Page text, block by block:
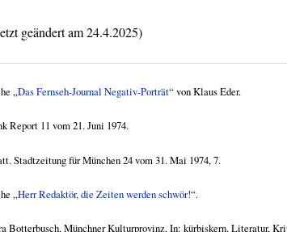
geändert am 24.4.2025)
„Das Fernseh-Journal Negativ-Porträt“ von Klaus Eder.
Report 11 vom 21. Juni 1974.
Stadtzeitung für München 24 vom 31. Mai 1974, 7.
„Herr Redaktör, die Zeiten werden schwör!“.
Botterbusch, Münchner Kulturprovinz, In: kürbiskern. Literatur,